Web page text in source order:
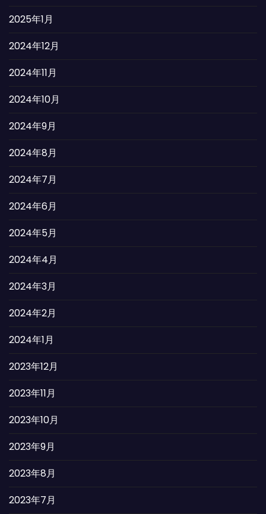
2025年1月
2024年12月
2024年11月
2024年10月
2024年9月
2024年8月
2024年7月
2024年6月
2024年5月
2024年4月
2024年3月
2024年2月
2024年1月
2023年12月
2023年11月
2023年10月
2023年9月
2023年8月
2023年7月